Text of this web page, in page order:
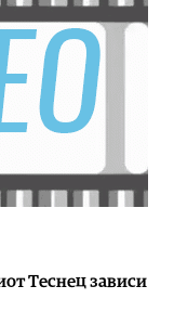
Теснец зависи